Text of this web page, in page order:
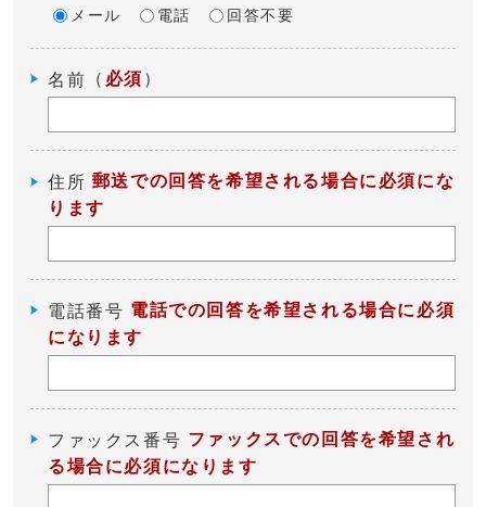
メール 電話 回答不要
名前 （ 必須 ）
住所 郵送での回答を希望される場合に必須にな
ります
電話番号 電話での回答を希望される場合に必須
になります
ファックス番号 ファックスでの回答を希望され
る場合に必須になります